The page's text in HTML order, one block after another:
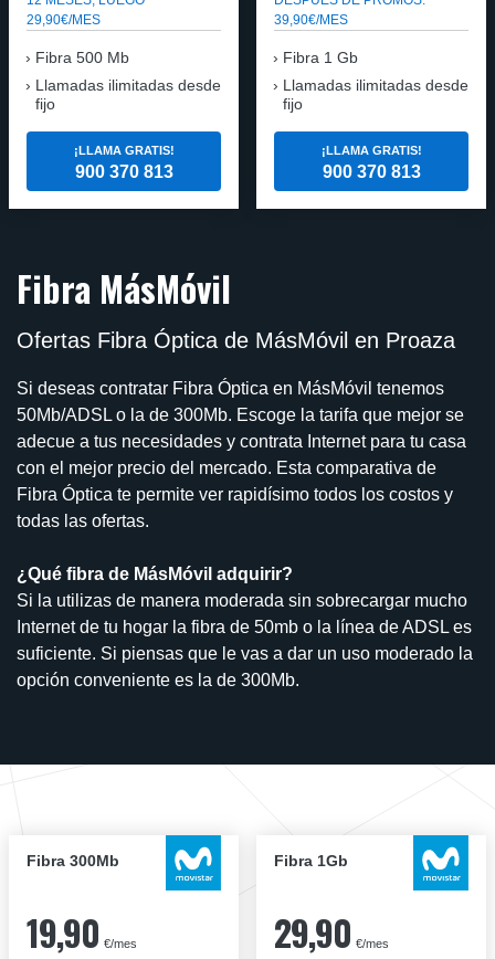
29,90€/MES
Fibra 500 Mb
Llamadas ilimitadas desde
fijo
¡LLAMA GRATIS!
900 370 813
39,90€/MES
Fibra 1 Gb
Llamadas ilimitadas desde
fijo
¡LLAMA GRATIS!
900 370 813
Fibra MásMóvil
Ofertas Fibra Óptica de MásMóvil en Proaza
Si deseas contratar Fibra Óptica en MásMóvil tenemos
50Mb/ADSL o la de 300Mb. Escoge la tarifa que mejor se
adecue a tus necesidades y contrata Internet para tu casa
con el mejor precio del mercado. Esta comparativa de
Fibra Óptica te permite ver rapidísimo todos los costos y
todas las ofertas.
¿Qué fibra de MásMóvil adquirir?
Si la utilizas de manera moderada sin sobrecargar mucho
Internet de tu hogar la fibra de 50mb o la línea de ADSL es
suficiente. Si piensas que le vas a dar un uso moderado la
opción conveniente es la de 300Mb.
Fibra 300Mb
19,90 €/mes
Fibra 1Gb
29,90 €/mes